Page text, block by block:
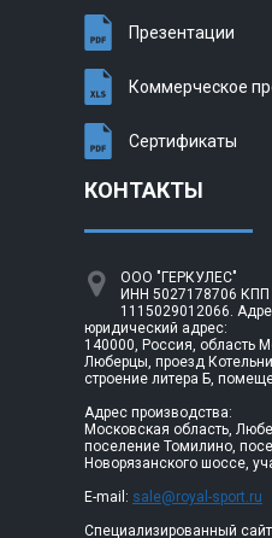
Презентации
Коммерческое
Сертификаты
КОНТАКТЫ
ООО "ГЕРКУЛЕС"
ИНН 5027178706
1115029012066.
юридический адрес:
140000, Россия, область
Люберцы, проезд
строение литера Б,
Адрес производства:
Московская область,
поселение Томилино,
Новорязанского шоссе,
E-mail: sale@royal-sport.ru
Специализированный